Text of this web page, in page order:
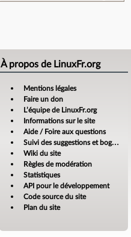
À propos de LinuxFr.org
Mentions légales
Faire un don
L’équipe de LinuxFr.org
Informations sur le site
Aide / Foire aux questions
Suivi des suggestions et bogues
Wiki du site
Règles de modération
Statistiques
API pour le développement
Code source du site
Plan du site